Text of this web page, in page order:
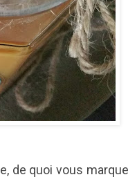
de quoi vous